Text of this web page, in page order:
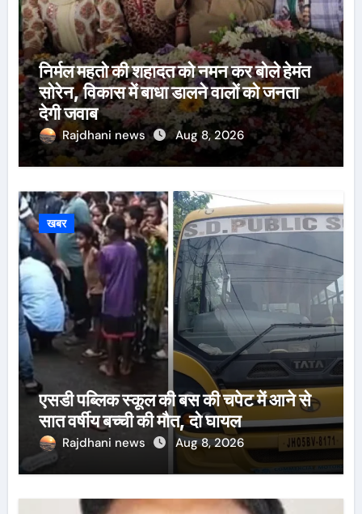
निर्मल महतो की शहादत को नमन कर बोले हेमंत
सोरेन, विकास में बाधा डालने वालों को जनता
देगी जवाब
Rajdhani news Aug 8, 2026
खबर
एसडी पब्लिक स्कूल की बस की चपेट में आने से
सात वर्षीय बच्ची की मौत, दो घायल
Rajdhani news Aug 8, 2026